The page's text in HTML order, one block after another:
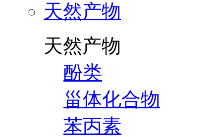
天然产物
天然产物
酚类
甾体化合物
苯丙素